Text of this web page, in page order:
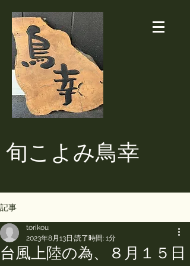
​旬こよみ鳥幸
記事
台風上陸の為、８月１５日
torikou
2023年8月13日 読了時間: 1分